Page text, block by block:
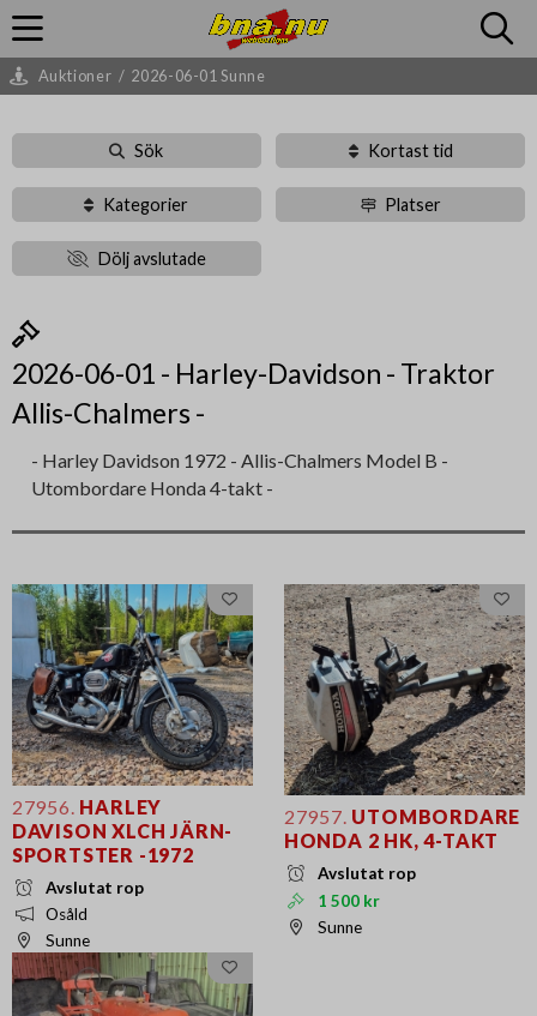
Auktioner / 2026-06-01 Sunne
Sök Kortast tid
Kategorier Platser
Dölj avslutade
2026-06-01 - Harley-Davidson - Traktor
Allis-Chalmers -
- Harley Davidson 1972 - Allis-Chalmers Model B -
Utombordare Honda 4-takt -
27956. HARLEY
DAVISON XLCH JÄRN-
SPORTSTER -1972
Avslutat rop
Osåld
Sunne
27957. UTOMBORDARE
HONDA 2 HK, 4-TAKT
Avslutat rop
1 500 kr
Sunne